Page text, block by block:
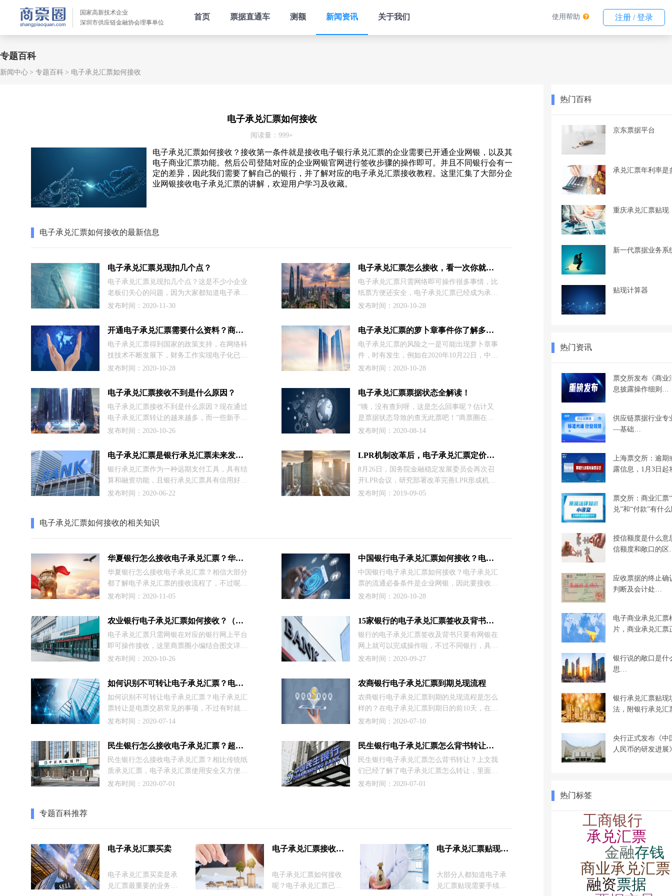
国家高新技术企业
深圳市供应链金融协会理事单位
首页 票据直通车 测额 新闻资讯 关于我们 使用帮助 注册 / 登录
专题百科
新闻中心 专题百科 电子承兑汇票如何接收
电子承兑汇票如何接收
阅读量：999+
电子承兑汇票如何接收？接收第一条件就是接收电子银行承兑汇票的企业需要已开通企业网银，以及其
电子商业汇票功能。然后公司登陆对应的企业网银官网进行签收步骤的操作即可。并且不同银行会有一
定的差异，因此我们需要了解自己的银行，并了解对应的电子承兑汇票接收教程。这里汇集了大部分企
业网银接收电子承兑汇票的讲解，欢迎用户学习及收藏。
电子承兑汇票如何接收的最新信息
电子承兑汇票兑现扣几个点？
电子承兑汇票兑现扣几个点？这是不少小企业
老板们关心的问题，因为大家都知道电子承兑
汇票兑现要扣利息的，只是扣多扣少的问题，
所以这里商票圈小编就详细讲解电子承兑汇票
贴现利率的相关知识。
发布时间：2020-11-30
电子承兑汇票怎么接收，看一次你就懂了！
电子承兑汇票只需网络即可操作很多事情，比
纸票方便还安全，电子承兑汇票已经成为承兑
汇票市场的主要流通形态，电子票据的使用也
兴业银行为例为大家讲解电子承兑汇票接收的
发布时间：2020-10-28
开通电子承兑汇票需要什么资料？商票圈告诉你
电子承兑汇票得到国家的政策支持，在网络科
技技术不断发展下，财务工作实现电子化已经
成为了一种必然的趋势，许多票据只需网络即
安全，今天我们的主角电子承兑汇票就是众多
电子票据中尤为突出的例子。因此，我们有必
要深入认识一下电子承兑汇票，为大家介绍开
通电子承兑汇票需要的资料、电子承兑汇票的
接收、电子承兑汇票的其他功能等知识，欢迎
发布时间：2020-10-28
电子承兑汇票的萝卜章事件你了解多少？
电子承兑汇票的风险之一是可能出现萝卜章事
件，时有发生，例如在2020年10月22日，中国
建筑第八工程局有限公司在官方微信发布《关
假注册公司的警示免责声明》。以下为原文及
发布时间：2020-10-28
电子承兑汇票接收不到是什么原因？
电子承兑汇票接收不到是什么原因？现在通过
电子承兑汇票转让的越来越多，而一些新手会
遇到接收不到的情况，而不知怎么办，那么这
成电子承兑汇票接收不到的，然后再给出对应
发布时间：2020-10-26
电子承兑汇票票据状态全解读！
“咦，没有查到呀，这是怎么回事呢？估计又
是票据状态导致的查无此票吧！”商票圈在线
客服心里泛起了嘀咕。果不其然，经过核实，
家更好的了解电子承兑汇票，今天商票圈小编
就跟大家解读一下几种常见的票据状态。
发布时间：2020-08-14
电子承兑汇票是银行承兑汇票未来发展的趋势！
银行承兑汇票作为一种远期支付工具，具有结
算和融资功能，且银行承兑汇票具有信用好、
承兑性强、灵活性高、融资成本低的特点，因
大力推广，从未来的发展角度来看，纸票会逐
健康有利的票据市场。
发布时间：2020-06-22
LPR机制改革后，电子承兑汇票定价机制有何影响？
8月26日，国务院金融稳定发展委员会再次召
开LPR会议，研究部署改革完善LPR形成机制
工作。针对LPR应用，设定了三个考核时点
发布时间：2019-09-05
电子承兑汇票如何接收的相关知识
华夏银行怎么接收电子承兑汇票？华夏银行接收承兑的手续
华夏银行怎么接收电子承兑汇票？相信大部分
都了解电子承兑汇票的接收流程了，不过呢，
不同银行会有一定的区别，所以今天商票圈小
手续流程。
发布时间：2020-11-05
中国银行电子承兑汇票如何接收？电子承兑汇票接收流程
中国银行电子承兑汇票如何接收？电子承兑汇
票的流通必备条件是企业网银，因此要接收电
子承兑汇票，我们得先开通好企业网银，然后
接收电子承兑汇票啦。下面商票圈小编就与大
家分享中国银行电子承兑汇票接收流程。
发布时间：2020-10-28
农业银行电子承兑汇票如何接收？（图文教程）
电子承兑汇票只需网银在对应的银行网上平台
即可操作接收，这里商票圈小编结合图文详细
为大家带来农业银行电子承兑汇票接收的教
票据的被背书人，您通过此交易可以查询背书
人发起背书申请的票据，并签收背书申请的票
据。
发布时间：2020-10-26
15家银行的电子承兑汇票签收及背书流程汇总，建议收藏！
银行的电子承兑汇票签收及背书只要有网银在
网上就可以完成操作啦，不过不同银行，具体
的操作流程是不太一样的，为了方便不同用户
15家银行的电子承兑汇票签收及背书流程，赶
紧看下有没有你需要的吧。
发布时间：2020-09-27
如何识别不可转让电子承兑汇票？电子承兑汇票转让注意事项
如何识别不可转让电子承兑汇票？电子承兑汇
票转让是电票交易常见的事项，不过有时就会
遇到有人收到不可转让的电子承兑汇票，而用
来计算，这就是几万元的损失了，对于一个普
通的小微(包括个体)企业来说，压力不少，因
此我们有必要在此认真学习一下电子承兑汇票
转让的知识及注意事项。
发布时间：2020-07-14
农商银行电子承兑汇票到期兑现流程
农商银行电子承兑汇票到期的兑现流程是怎么
样的？在电子承兑汇票到期日的前10天，在票
据的状态变为提示付款的时候，说明电子承兑
票系统向票据承兑人提示付款。下面商票圈小
编以农商银行电子承兑汇票为例进行详细流程
说明。
发布时间：2020-07-10
民生银行怎么接收电子承兑汇票？超级简单！
民生银行怎么接收电子承兑汇票？相比传统纸
质承兑汇票，电子承兑汇票使用安全又方便，
已经被广泛应用于票据交易中，昨天我们还讲
发布时间：2020-07-01
民生银行电子承兑汇票怎么背书转让？看完你就懂了
民生银行电子承兑汇票怎么背书转让？上文我
们已经了解了电子承兑汇票怎么转让，里面的
方法适用大部分电票转让的情况，不过有时不
发布时间：2020-07-01
专题百科推荐
电子承兑汇票买卖
​电子承兑汇票买卖是承
兑汇票最重要的业务之
电子承兑汇票接收流程
​电子承兑汇票如何接收
呢？电子承兑汇票已经
电子承兑汇票贴现手续费
大部分人都知道电子承
兑汇票贴现需要手续费
热门百科
京东票据平台
承兑汇票年利率是
重庆承兑汇票贴现
新一代票据业务系
贴现计算器
热门资讯
票交所发布《商业
息披露操作细则…
供应链票据行业专
—基础…
上海票交所：逾期
露信息，1月3日
票交所：商业汇票
兑”和“付款”有什
授信额度是什么意
信额度和敞口的
应收票据的终止确
判断及会计处…
电子商业承兑汇票
片，商业承兑汇
银行说的敞口是什
思…
银行承兑汇票贴现
法，附银行承兑
央行正式发布《中
人民币的研发进
热门标签